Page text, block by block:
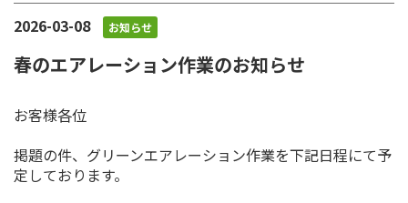
2026-03-08 お知らせ
春のエアレーション作業のお知らせ
お客様各位
掲題の件、グリーンエアレーション作業を下記日程にて予
定しております。